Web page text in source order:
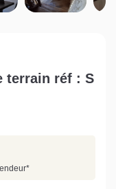
sont les
terrain réf : S
*